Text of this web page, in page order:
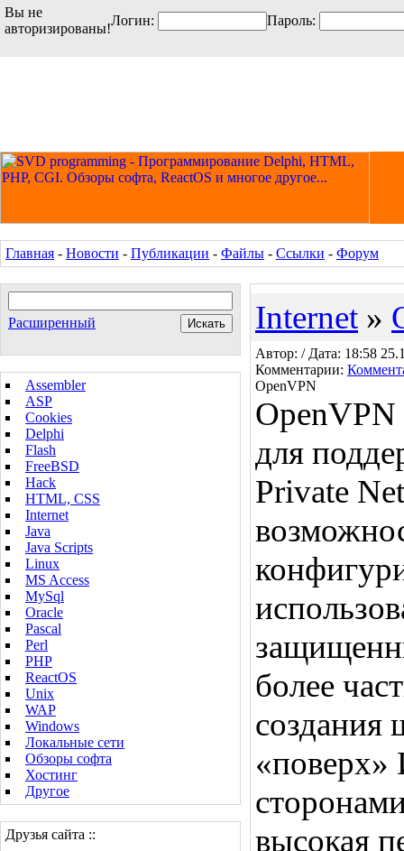
Вы не
авторизированы!
Логин: Пароль:
Главная - Новости - Публикации - Файлы - Ссылки - Форум
Расширенный
Assembler
ASP
Cookies
Delphi
Flash
FreeBSD
Hack
HTML, CSS
Internet
Java
Java Scripts
Linux
MS Access
MySql
Oracle
Pascal
Perl
PHP
ReactOS
Unix
WAP
Windows
Локальные сети
Обзоры софта
Хостинг
Другое
Друзья сайта ::
Internet »
Автор: / Дата: 18:58
Комментарии:
OpenVPN
для
Private
более
создания
высокая